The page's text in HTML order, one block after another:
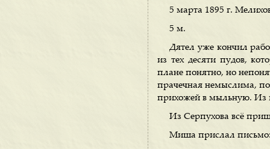
5 марта 1895 г.
5 м.
Дятел уже кончил
из тех десяти пудов,
плане понятно, но
прачечная немыслима,
прихожей в мыльную. Из
Из Серпухова всё
Миша прислал письмо: